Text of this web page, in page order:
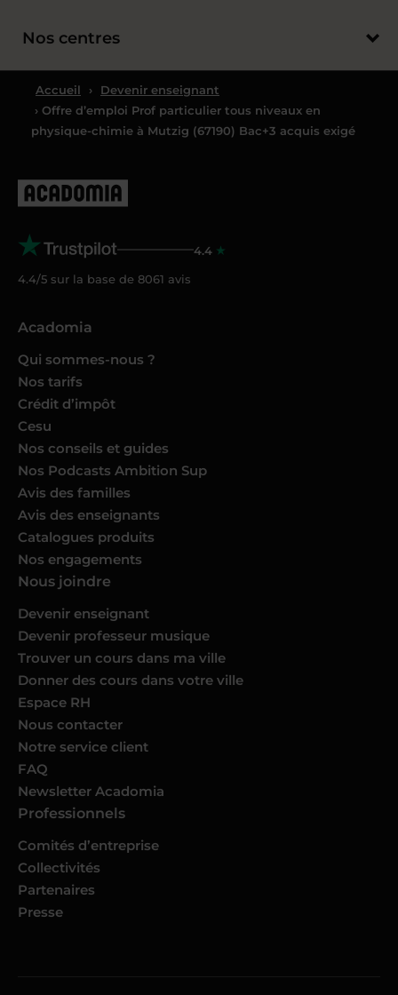
Nos centres
Accueil ›
Devenir enseignant
› Offre d’emploi Prof particulier tous niveaux en
physique-chimie à Mutzig (67190) Bac+3 acquis exigé
4.4
4.4/5 sur la base de 8061 avis
Acadomia
Qui sommes-nous ?
Nos tarifs
Crédit d’impôt
Cesu
Nos conseils et guides
Nos Podcasts Ambition Sup
Avis des familles
Avis des enseignants
Catalogues produits
Nos engagements
Nous joindre
Devenir enseignant
Devenir professeur musique
Trouver un cours dans ma ville
Donner des cours dans votre ville
Espace RH
Nous contacter
Notre service client
FAQ
Newsletter Acadomia
Professionnels
Comités d’entreprise
Collectivités
Partenaires
Presse